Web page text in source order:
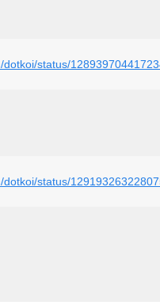
dotkoi/status/
dotkoi/status/